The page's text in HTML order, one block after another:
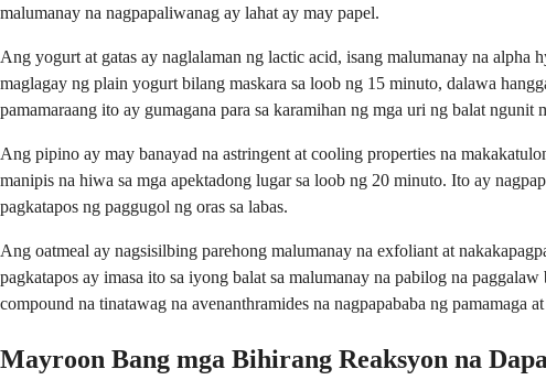
malumanay na nagpapaliwanag ay lahat ay may papel.
Ang yogurt at gatas ay naglalaman ng lactic acid, isang malumanay na
maglagay ng plain yogurt bilang maskara sa loob ng 15 minuto, dalawa
pamamaraang ito ay gumagana para sa karamihan ng mga uri ng balat ngunit
Ang pipino ay may banayad na astringent at cooling properties na
manipis na hiwa sa mga apektadong lugar sa loob ng 20 minuto. Ito ay
pagkatapos ng paggugol ng oras sa labas.
Ang oatmeal ay nagsisilbing parehong malumanay na exfoliant at
pagkatapos ay imasa ito sa iyong balat sa malumanay na pabilog na
compound na tinatawag na avenanthramides na nagpapababa ng pamamaga
Mayroon Bang mga Bihirang Reaksyon na